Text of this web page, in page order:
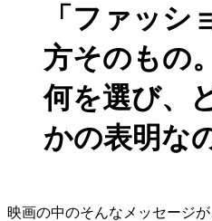
「ファッシ
方そのもの
何を選び、
かの表明な
映画の中のそんなメッセージ